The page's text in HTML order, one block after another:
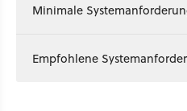
Minimale
Empfohlene